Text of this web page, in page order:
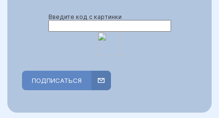
Введите код с картинки
ПОДПИСАТЬСЯ